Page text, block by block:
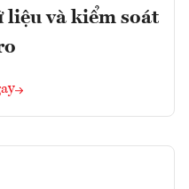
liệu và kiểm soát